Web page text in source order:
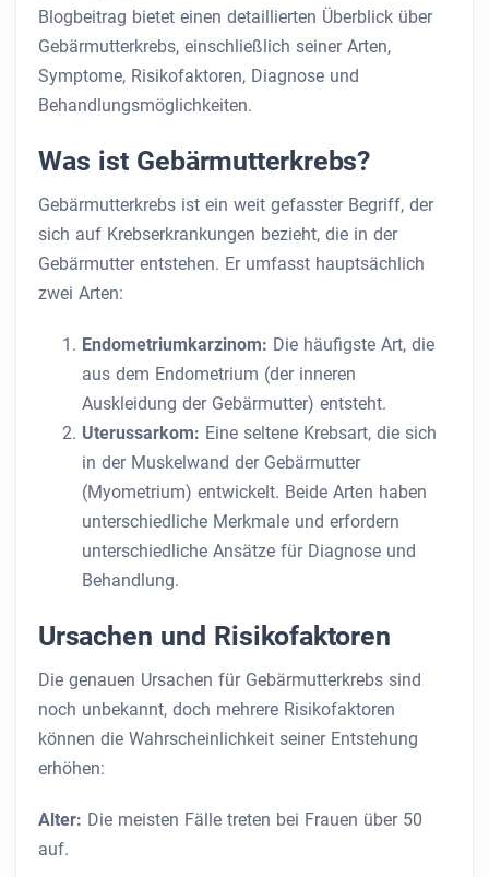
Blogbeitrag bietet einen detaillierten Überblick über
Gebärmutterkrebs, einschließlich seiner Arten,
Symptome, Risikofaktoren, Diagnose und
Behandlungsmöglichkeiten.
Was ist Gebärmutterkrebs?
Gebärmutterkrebs ist ein weit gefasster Begriff, der
sich auf Krebserkrankungen bezieht, die in der
Gebärmutter entstehen. Er umfasst hauptsächlich
zwei Arten:
Endometriumkarzinom: Die häufigste Art, die
aus dem Endometrium (der inneren
Auskleidung der Gebärmutter) entsteht.
Uterussarkom: Eine seltene Krebsart, die sich
in der Muskelwand der Gebärmutter
(Myometrium) entwickelt. Beide Arten haben
unterschiedliche Merkmale und erfordern
unterschiedliche Ansätze für Diagnose und
Behandlung.
Ursachen und Risikofaktoren
Die genauen Ursachen für Gebärmutterkrebs sind
noch unbekannt, doch mehrere Risikofaktoren
können die Wahrscheinlichkeit seiner Entstehung
erhöhen:
Alter: Die meisten Fälle treten bei Frauen über 50
auf.